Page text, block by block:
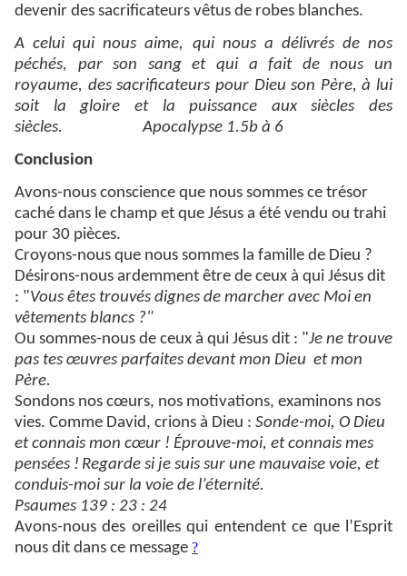
devenir des sacrificateurs vêtus de robes blanches.
A celui qui nous aime, qui nous a délivrés de nos
péchés, par son sang et qui a fait de nous un
royaume, des sacrificateurs pour Dieu son Père, à lui
soit la gloire et la puissance aux siècles des
siècles. Apocalypse 1.5b à 6
Conclusion
Avons-nous conscience que nous sommes ce trésor
caché dans le champ et que Jésus a été vendu ou trahi
pour 30 pièces.
Croyons-nous que nous sommes la famille de Dieu ?
Désirons-nous ardemment être de ceux à qui Jésus dit
: "Vous êtes trouvés dignes de marcher avec Moi en
vêtements blancs ?"
Ou sommes-nous de ceux à qui Jésus dit : "Je ne trouve
pas tes œuvres parfaites devant mon Dieu et mon
Père.
Sondons nos cœurs, nos motivations, examinons nos
vies. Comme David, crions à Dieu : Sonde-moi, O Dieu
et connais mon cœur ! Éprouve-moi, et connais mes
pensées ! Regarde si je suis sur une mauvaise voie, et
conduis-moi sur la voie de l’éternité.
Psaumes 139 : 23 : 24
Avons-nous des oreilles qui entendent ce que l’Esprit
nous dit dans ce message ?